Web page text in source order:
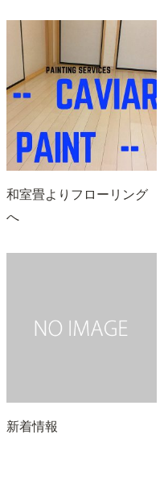
和室畳よりフローリング
へ
新着情報